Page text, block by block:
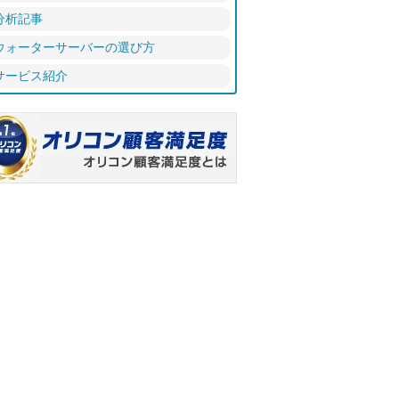
析記事
ォーターサーバーの選び方
ービス紹介